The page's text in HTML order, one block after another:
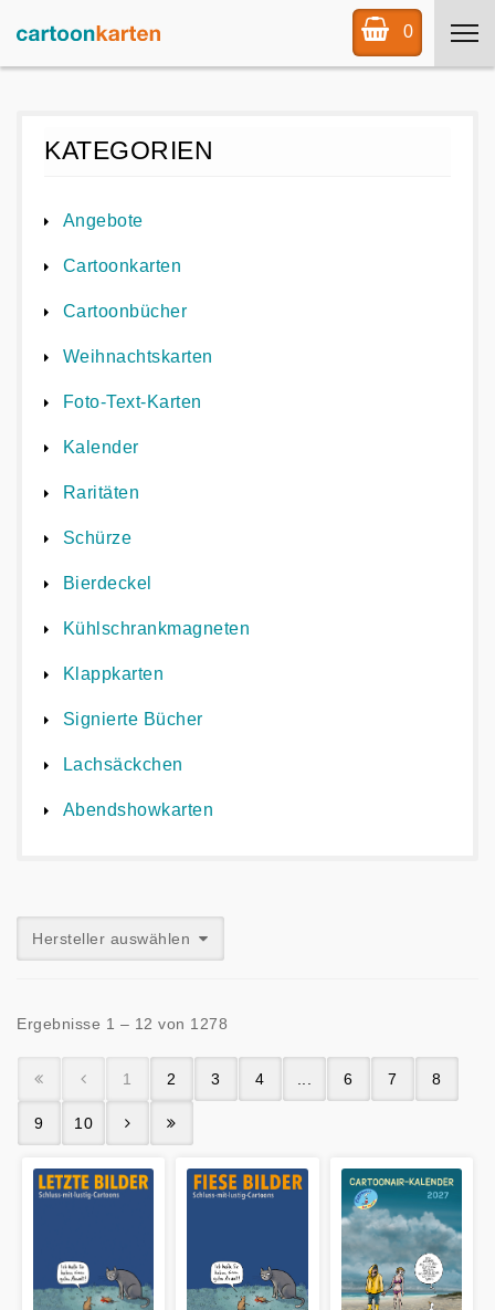
0
KATEGORIEN
Angebote
Cartoonkarten
Cartoonbücher
Weihnachtskarten
Foto-Text-Karten
Kalender
Raritäten
Schürze
Bierdeckel
Kühlschrankmagneten
Klappkarten
Signierte Bücher
Lachsäckchen
Abendshowkarten
Hersteller auswählen
Ergebnisse 1 – 12 von 1278
1 2 3 4 6 7 8
9 10